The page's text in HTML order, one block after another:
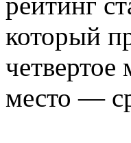
который
место —